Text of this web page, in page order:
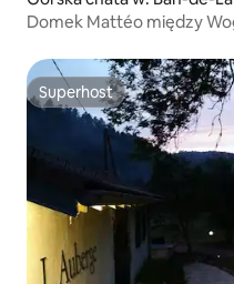
Domek Mattéo między
Superhost
Superhost